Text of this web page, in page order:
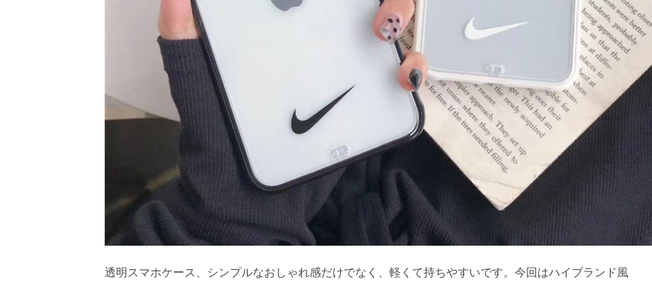
透明スマホケース、シンプルなおしゃれ感だけでなく、軽くて持ちやすいです。今回はハイブランド風